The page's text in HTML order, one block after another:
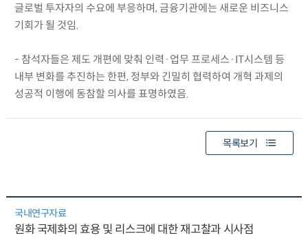
글로벌 투자자의 수요에 부응하며, 금융기관에는 새로운 비즈니스
기회가 될 것임.
- 참석자들은 제도 개편에 맞춰 인력·업무 프로세스·IT시스템 등
내부 변화를 추진하는 한편, 정부와 긴밀히 협력하여 개혁 과제의
성공적 이행에 동참할 의사를 표명하였음.
목록보기
국내연구자료
원화 국제화의 효용 및 리스크에 대한 재고찰과 시사점